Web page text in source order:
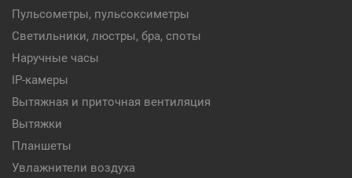
Пульсометры, пульсоксиметры
Светильники, люстры, бра, споты
Наручные часы
IP-камеры
Вытяжная и приточная вентиляция
Вытяжки
Планшеты
Увлажнители воздуха